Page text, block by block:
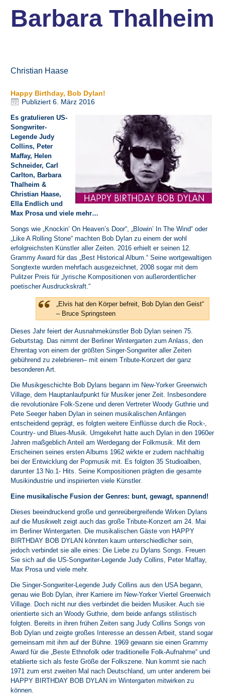
Barbara Thalheim
Christian Haase
Happy Birthday, Bob Dylan!
Publiziert 6. März 2016
Es gratulieren US-
Songwriter-
LegendeJudy
Collins, Peter
Maffay, Helen
Schneider,Carl
Carlton, Barbara
Thalheim &
Christian Haase,
Ella Endlich und
Max Prosa und viele mehr…
Songs wie „Knockin’ On Heaven’s Door“, „Blowin’ In The Wind“ oder
„Like A Rolling Stone“ machten Bob Dylan zu einem der wohl
erfolgreichsten Künstler aller Zeiten. 2016 erhielt er seinen 12.
Grammy Award für das „Best Historical Album.“ Seine wortgewaltigen
Songtexte wurden mehrfach ausgezeichnet, 2008 sogar mit dem
Pulitzer Preis für „lyrische Kompositionen von außerordentlicher
poetischer Ausdruckskraft.“
„Elvis hat den Körper befreit, Bob Dylan den Geist“
– Bruce Springsteen
Dieses Jahr feiert der Ausnahmekünstler Bob Dylan seinen 75.
Geburtstag. Das nimmt der Berliner Wintergarten zum Anlass, den
Ehrentag von einem der größten Singer-Songwriter aller Zeiten
gebührend zu zelebrieren– mit einem Tribute-Konzert der ganz
besonderen Art.
Die Musikgeschichte Bob Dylans begann im New-Yorker Greenwich
Village, dem Hauptanlaufpunkt für Musiker jener Zeit. Insbesondere
die revolutionäre Folk-Szene und deren Vertreter Woody Guthrie und
Pete Seeger haben Dylan in seinen musikalischen Anfängen
entscheidend geprägt, es folgten weitere Einflüsse durch die Rock-,
Country- und Blues-Musik. Umgekehrt hatte auch Dylan in den 1960er
Jahren maßgeblich Anteil am Werdegang der Folkmusik. Mit dem
Erscheinen seines ersten Albums 1962 wirkte er zudem nachhaltig
bei der Entwicklung der Popmusik mit. Es folgten 35 Studioalben,
darunter 13 No.1- Hits. Seine Kompositionen prägten die gesamte
Musikindustrie und inspirierten viele Künstler.
Eine musikalische Fusion der Genres: bunt, gewagt, spannend!
Dieses beeindruckend große und genreübergreifende Wirken Dylans
auf die Musikwelt zeigt auch das große Tribute-Konzert am 24. Mai
im Berliner Wintergarten. Die musikalischen Gäste von HAPPY
BIRTHDAY BOB DYLAN könnten kaum unterschiedlicher sein,
jedoch verbindet sie alle eines: Die Liebe zu Dylans Songs. Freuen
Sie sich auf die US-Songwriter-Legende Judy Collins, Peter Maffay,
Max Prosa und viele mehr.
Die Singer-Songwriter-Legende Judy Collins aus den USA begann,
genau wie Bob Dylan, ihrer Karriere im New-Yorker Viertel Greenwich
Village. Doch nicht nur dies verbindet die beiden Musiker. Auch sie
orientierte sich an Woody Guthrie, dem beide anfangs stilistisch
folgten. Bereits in ihren frühen Zeiten sang Judy Collins Songs von
Bob Dylan und zeigte großes Interesse an dessen Arbeit, stand sogar
gemeinsam mit ihm auf der Bühne. 1969 gewann sie einen Grammy
Award für die „Beste Ethnofolk oder traditionelle Folk-Aufnahme“ und
etablierte sich als feste Größe der Folkszene. Nun kommt sie nach
1971 zum erst zweiten Mal nach Deutschland, um unter anderem bei
HAPPY BIRTHDAY BOB DYLAN im Wintergarten mitwirken zu
können.